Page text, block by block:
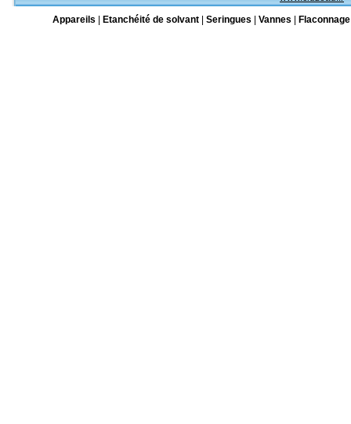
Appareils
Etanchéité de solvant Seringues Vannes Flaconnage